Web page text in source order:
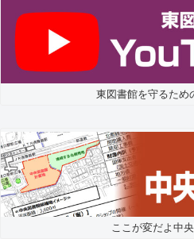
東図書館を守るため
ここが変だよ中